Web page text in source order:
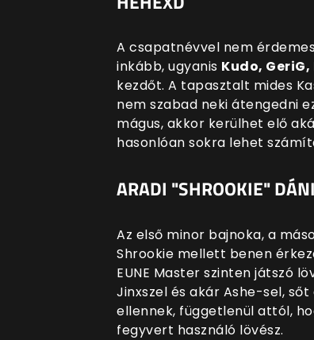
A csapatnévvel nem
inkább, ugyanis Kudo,
kezdőt. A tapasztalt mides
nem szabad neki átengedni
mágus, akkor kerülhet elő
hasonlóan sokra lehet
ARADI "SHROOKIE"
Az első minor bajnoka, a
Shrookie mellett benen
EUNE Master szinten játszó
Jinxszel és akár Ashe-sel,
ellennek, függetlenül attól,
fegyvert használó lövész.